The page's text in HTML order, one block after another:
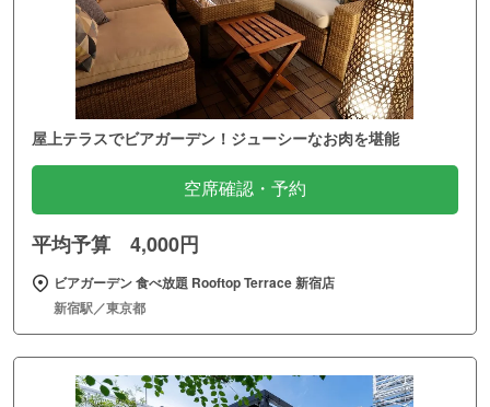
屋上テラスでビアガーデン！ジューシーなお肉を堪能
空席確認・予約
平均予算 4,000円
ビアガーデン 食べ放題 Rooftop Terrace 新宿店
新宿駅／東京都